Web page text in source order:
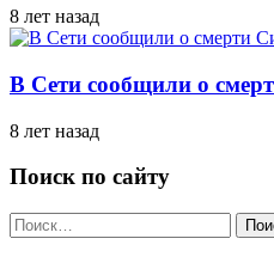
8 лет назад
В Сети сообщили о
8 лет назад
Поиск по сайту
Найти: